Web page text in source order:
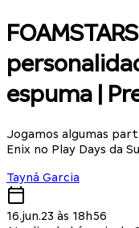
espuma |
Jogamos algumas
Enix no Play Days da
Tayná Garcia
16.jun.23 às 18h56